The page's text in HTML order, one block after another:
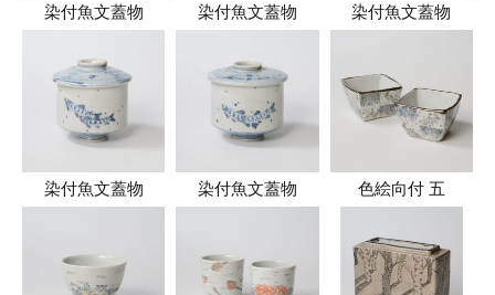
染付魚文蓋物 染付魚文蓋物 染付魚文蓋物
染付魚文蓋物 染付魚文蓋物 色絵向付 五